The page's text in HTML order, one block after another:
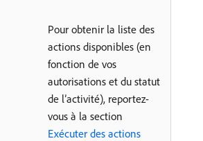
Pour obtenir la liste des
actions disponibles (en
fonction de vos
autorisations et du statut
de l’activité), reportez-
vous à la section
Exécuter des actions